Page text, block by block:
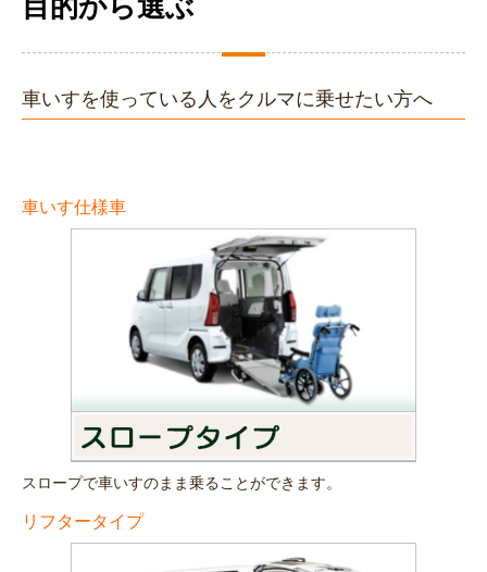
車いすを使っている人をクルマに乗せたい方へ
車いす仕様車
スロープで車いすのまま乗ることができます。
リフタータイプ